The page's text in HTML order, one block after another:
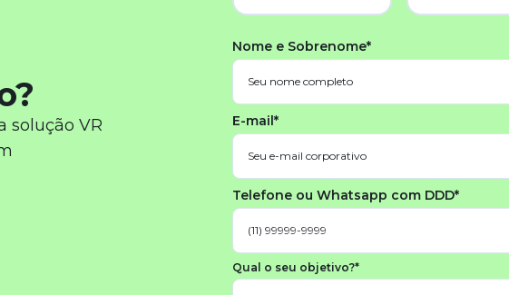
solução VR
Nome e Sobrenome*
E-mail*
Telefone ou Whatsapp com DDD*
Qual o seu objetivo?*